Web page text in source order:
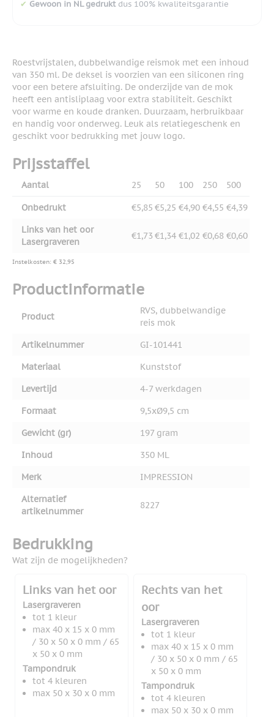
✔ Gewoon in NL gedruktdus 100% kwaliteitsgarantie
Roestvrijstalen, dubbelwandige reismok met een inhoud
van 350 ml. De deksel is voorzien van een siliconen ring
voor een betere afsluiting. De onderzijde van de mok
heeft een antisliplaag voor extra stabiliteit. Geschikt
voor warme en koude dranken. Duurzaam, herbruikbaar
en handig voor onderweg. Leuk als relatiegeschenk en
geschikt voor bedrukking met jouw logo.
Prijsstaffel
Aantal 25 50 100 250 500
Onbedrukt €5,85 €5,25 €4,90 €4,55 €4,39
Links van het oor
Lasergraveren
€1,73 €1,34 €1,02 €0,68 €0,60
Instelkosten: € 32,95
Productinformatie
Product
RVS, dubbelwandige
reis mok
Artikelnummer
GI-101441
Materiaal
Kunststof
Levertijd
4-7 werkdagen
Formaat
9,5xØ9,5 cm
Gewicht (gr)
197 gram
Inhoud
350 ML
Merk
IMPRESSION
Alternatief
artikelnummer
8227
Bedrukking
Wat zijn de mogelijkheden?
Links van het oor
Lasergraveren
tot 1 kleur
max 40 x 15 x 0 mm
/ 30 x 50 x 0 mm / 65
x 50 x 0 mm
Tampondruk
tot 4 kleuren
max 50 x 30 x 0 mm
Rechts van het
oor
Lasergraveren
tot 1 kleur
max 40 x 15 x 0 mm
/ 30 x 50 x 0 mm / 65
x 50 x 0 mm
Tampondruk
tot 4 kleuren
max 50 x 30 x 0 mm